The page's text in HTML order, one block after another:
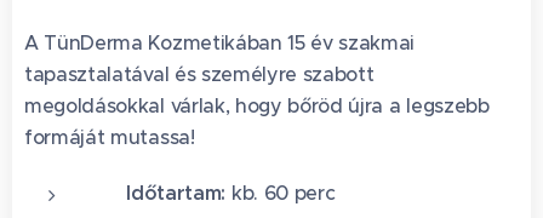
A TünDerma Kozmetikában 15 év szakmai
tapasztalatával és személyre szabott
megoldásokkal várlak, hogy bőröd újra a legszebb
formáját mutassa!
🕐 Időtartam: kb. 60 perc